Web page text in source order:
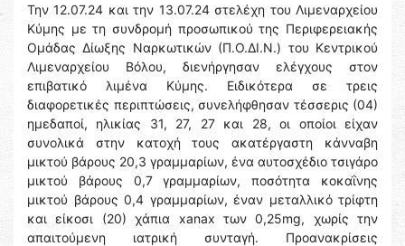
Την 12.07.24 και την 13.07.24 στελέχη του Λιμεναρχείου
Κύμης με τη συνδρομή προσωπικού της Περιφερειακής
Ομάδας Δίωξης Ναρκωτικών (Π.Ο.ΔΙ.Ν.) του Κεντρικού
Λιμεναρχείου Βόλου, διενήργησαν ελέγχους στον
επιβατικό λιμένα Κύμης. Ειδικότερα σε τρεις
διαφορετικές περιπτώσεις, συνελήφθησαν τέσσερις (04)
ημεδαποί, ηλικίας 31, 27, 27 και 28, οι οποίοι είχαν
συνολικά στην κατοχή τους ακατέργαστη κάνναβη
μικτού βάρους 20,3 γραμμαρίων, ένα αυτοσχέδιο τσιγάρο
μικτού βάρους 0,7 γραμμαρίων, ποσότητα κοκαΐνης
μικτού βάρους 0,4 γραμμαρίων, έναν μεταλλικό τρίφτη
και είκοσι (20) χάπια xanax των 0,25mg, χωρίς την
απαιτούμενη ιατρική συνταγή. Προανακρίσεις